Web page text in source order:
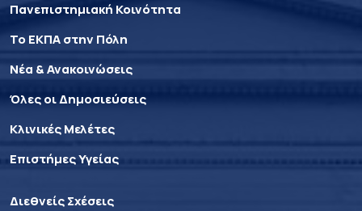
Πανεπιστημιακή Κοινότητα
Το ΕΚΠΑ στην Πόλη
Νέα & Ανακοινώσεις
Όλες οι Δημοσιεύσεις
Κλινικές Μελέτες
Επιστήμες Υγείας
Διεθνείς Σχέσεις